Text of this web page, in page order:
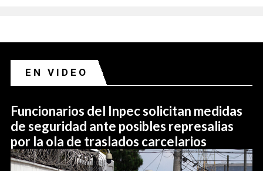
EN VIDEO
Funcionarios del Inpec solicitan medidas
de seguridad ante posibles represalias
por la ola de traslados carcelarios